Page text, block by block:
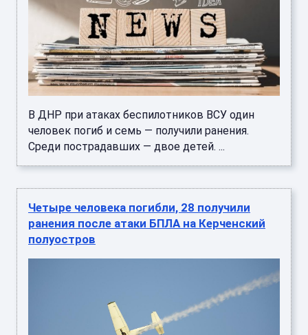
В ДНР при атаках беспилотников ВСУ один
человек погиб и семь — получили ранения.
Среди пострадавших — двое детей. ...
Четыре человека погибли, 28 получили
ранения после атаки БПЛА на Керченский
полуостров